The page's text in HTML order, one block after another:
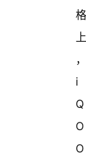
i
Q
O
O